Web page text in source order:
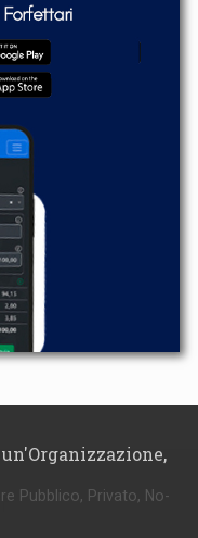
Pubblico, Privato, No-